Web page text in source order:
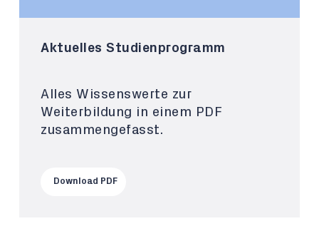
Aktuelles Studienprogramm
Alles Wissenswerte zur
Weiterbildung in einem PDF
zusammengefasst.
Download PDF